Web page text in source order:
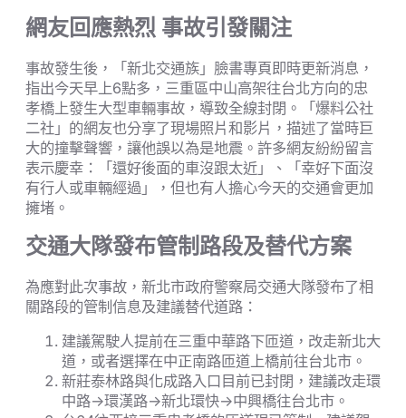
網友回應熱烈 事故引發關注
事故發生後，「新北交通族」臉書專頁即時更新消息，
指出今天早上6點多，三重區中山高架往台北方向的忠
孝橋上發生大型車輛事故，導致全線封閉。「爆料公社
二社」的網友也分享了現場照片和影片，描述了當時巨
大的撞擊聲響，讓他誤以為是地震。許多網友紛紛留言
表示慶幸：「還好後面的車沒跟太近」、「幸好下面沒
有行人或車輛經過」，但也有人擔心今天的交通會更加
擁堵。
交通大隊發布管制路段及替代方案
為應對此次事故，新北市政府警察局交通大隊發布了相
關路段的管制信息及建議替代道路：
建議駕駛人提前在三重中華路下匝道，改走新北大
道，或者選擇在中正南路匝道上橋前往台北市。
新莊泰林路與化成路入口目前已封閉，建議改走環
中路→環漢路→新北環快→中興橋往台北市。